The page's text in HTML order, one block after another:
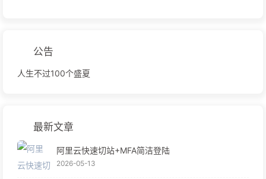
公告
人生不过100个盛夏
最新文章
阿里云快速切站+MFA简洁登陆
2026-05-13